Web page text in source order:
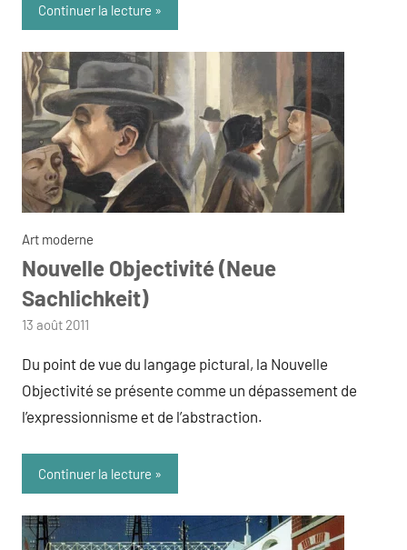
Continuer la lecture
Art moderne
Nouvelle Objectivité (Neue
Sachlichkeit)
par
13 août 2011
Du point de vue du langage pictural, la Nouvelle
Objectivité se présente comme un dépassement de
l’expressionnisme et de l’abstraction.
Continuer la lecture